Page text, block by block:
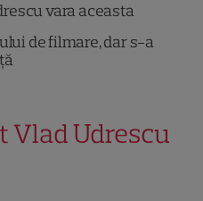
vara aceasta
de filmare, dar s-a
Vlad Udrescu